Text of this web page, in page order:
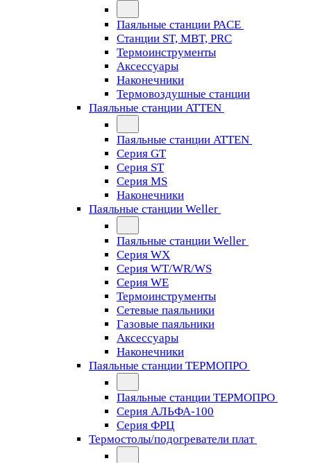
Паяльные станции PACE
Станции ST, MBT, PRC
Термоинструменты
Аксессуары
Наконечники
Термовоздушные станции
Паяльные станции ATTEN
Паяльные станции ATTEN
Серия GT
Серия ST
Серия MS
Наконечники
Паяльные станции Weller
Паяльные станции Weller
Серия WX
Серия WT/WR/WS
Серия WE
Термоинструменты
Сетевые паяльники
Газовые паяльники
Аксессуары
Наконечники
Паяльные станции ТЕРМОПРО
Паяльные станции ТЕРМОПРО
Серия АЛЬФА-100
Серия ФРЦ
Термостолы/подогреватели плат